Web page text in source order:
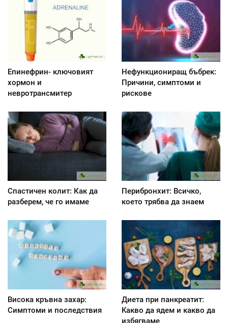
Епинефрин- ключовият
хормон и
невротрансмитер
Нефункциониращ бъбрек:
Причини, симптоми и
рискове
Спастичен колит: Как да
разберем, че го имаме
Перибронхит: Всичко,
което трябва да знаем
Висока кръвна захар:
Симптоми и последствия
Диета при панкреатит:
Kакво да ядем и какво да
избягваме